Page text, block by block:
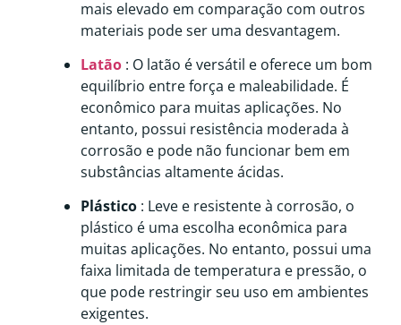
mais elevado em comparação com outros
materiais pode ser uma desvantagem.
Latão : O latão é versátil e oferece um bom
equilíbrio entre força e maleabilidade. É
econômico para muitas aplicações. No
entanto, possui resistência moderada à
corrosão e pode não funcionar bem em
substâncias altamente ácidas.
Plástico : Leve e resistente à corrosão, o
plástico é uma escolha econômica para
muitas aplicações. No entanto, possui uma
faixa limitada de temperatura e pressão, o
que pode restringir seu uso em ambientes
exigentes.